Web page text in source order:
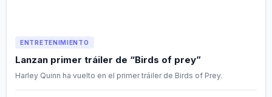
ENTRETENIMIENTO
Lanzan primer tráiler de “Birds of prey”
Harley Quinn ha vuelto en el primer tráiler de Birds of Prey.